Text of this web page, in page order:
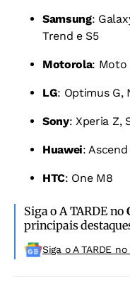
Samsung:
Trend e S5
Motorola: Moto
LG: Optimus G,
Sony: Xperia Z,
Huawei:
HTC: One M8
Siga o A TARDE no
principais
Siga o A TARDE